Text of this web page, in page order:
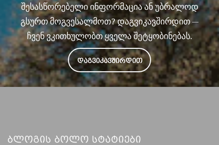
შესასწორებელი ინფორმაცია ან უბრალოდ
გსურთ მოგვესალმოთ? დაგვიკავშირდით —
ჩვენ ვკითხულობთ ყველა შეტყობინებას.
ᲓᲐᲒᲕᲘᲙᲐᲕᲨᲘᲠᲓᲘᲗ
Ბლოგის Ბოლო Სტატიები